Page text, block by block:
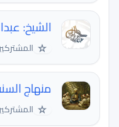
الشيخ:
☆ المشتركين:
منهاج
☆ المشتركين: